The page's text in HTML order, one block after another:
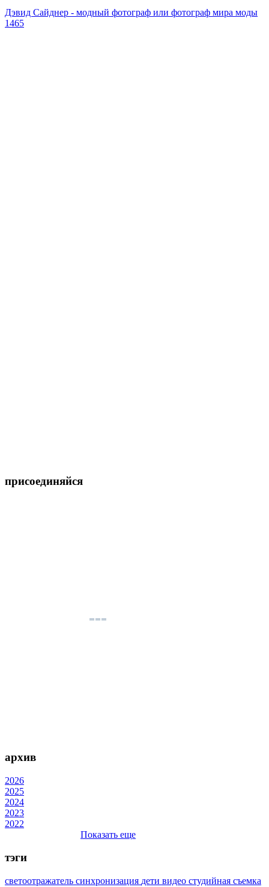
Дэвид Сайднер - модный фотограф или фотограф мира моды
1465
присоединяйся
архив
2026
2025
2024
2023
2022
Показать еще
тэги
светоотражатель синхронизация дети видео студийная съемка